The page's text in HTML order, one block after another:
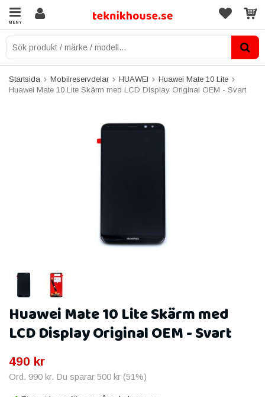
MENY
Startsida Mobilreservdelar HUAWEI
Huawei Mate 10 Lite
Huawei Mate 10 Lite Skärm med LCD Display Original OEM - Svart
Huawei Mate 10 Lite Skärm med
LCD Display Original OEM - Svart
490 kr
Ord. 990 kr. Du sparar 500 kr (51%)